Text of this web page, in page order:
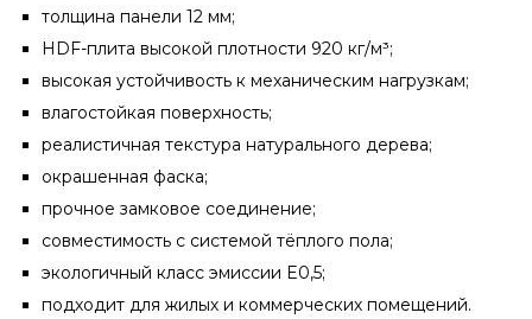
толщина панели 12 мм;
HDF-плита высокой плотности 920 кг/м³;
высокая устойчивость к механическим нагрузкам;
влагостойкая поверхность;
реалистичная текстура натурального дерева;
окрашенная фаска;
прочное замковое соединение;
совместимость с системой тёплого пола;
экологичный класс эмиссии E0,5;
подходит для жилых и коммерческих помещений.